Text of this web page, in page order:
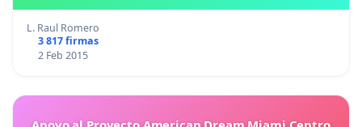
L. Raul Romero
3 817 firmas
2 Feb 2015